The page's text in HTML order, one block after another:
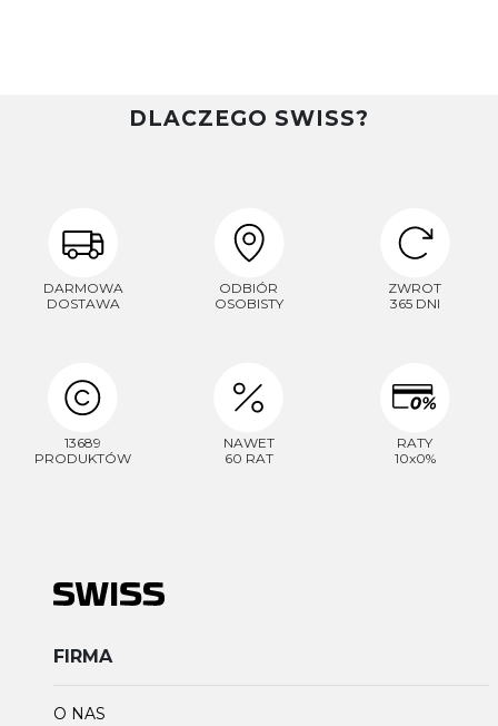
DLACZEGO SWISS?
DARMOWA
DOSTAWA
ODBIÓR
OSOBISTY
ZWROT
365 DNI
13689
PRODUKTÓW
NAWET
60 RAT
RATY
10x0%
FIRMA
O NAS
ZAPISZ SIĘ DO NEWSLETTERA
Czekają na Ciebie...
Akcetpuję regulamin i politykę
prywatności